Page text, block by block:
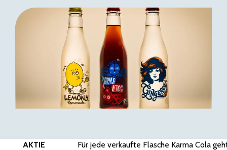
AKTIE
Für jede verkaufte Flasche Karma Cola